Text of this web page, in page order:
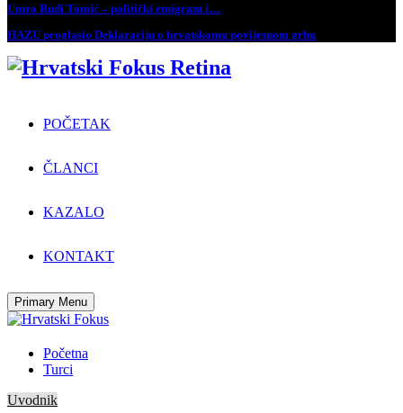
Umro Rudi Tomić – politički emigrant i…
HAZU proglasio Deklaraciju o hrvatskomu povijesnom grbu
POČETAK
ČLANCI
KAZALO
KONTAKT
Primary Menu
Početna
Turci
Uvodnik